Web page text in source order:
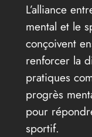
L’alliance
mental et le
conçoivent
renforcer la
pratiques
progrès
pour
sportif.